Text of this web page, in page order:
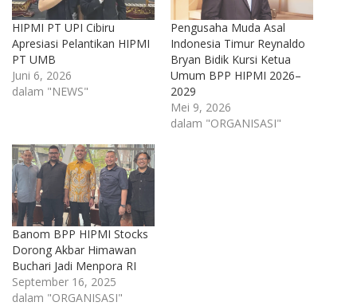
HIPMI PT UPI Cibiru
Apresiasi Pelantikan HIPMI
PT UMB
Juni 6, 2026
dalam "NEWS"
Pengusaha Muda Asal
Indonesia Timur Reynaldo
Bryan Bidik Kursi Ketua
Umum BPP HIPMI 2026–
2029
Mei 9, 2026
dalam "ORGANISASI"
Banom BPP HIPMI Stocks
Dorong Akbar Himawan
Buchari Jadi Menpora RI
September 16, 2025
dalam "ORGANISASI"